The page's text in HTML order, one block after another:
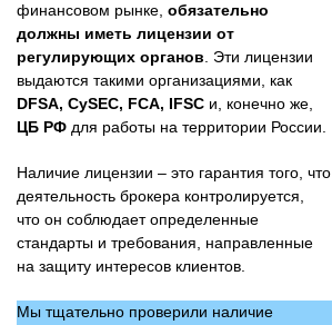
финансовом рынке, обязательно
должны иметь лицензии от
регулирующих органов . Эти лицензии
выдаются такими организациями, как
DFSA, CySEC, FCA, IFSC и, конечно же,
ЦБ РФ для работы на территории России.
Наличие лицензии – это гарантия того, что
деятельность брокера контролируется,
что он соблюдает определенные
стандарты и требования, направленные
на защиту интересов клиентов.
Мы тщательно проверили наличие